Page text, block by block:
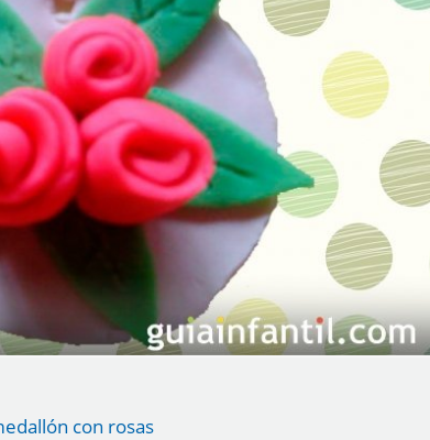
con rosas